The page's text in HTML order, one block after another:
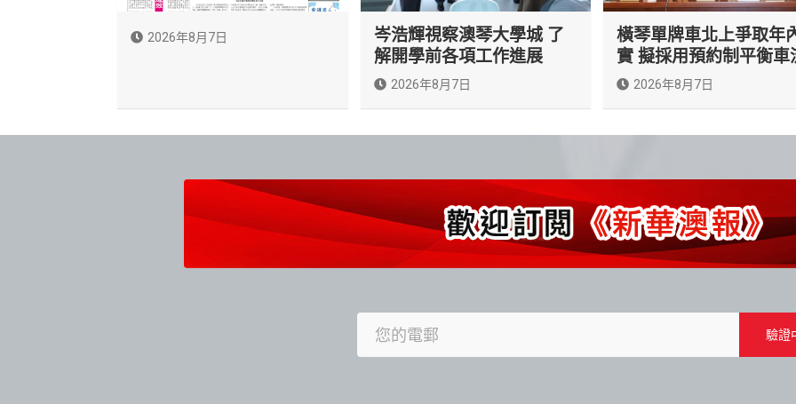
2026年8月7日
岑浩輝視察澳琴大學城 了
解開學前各項工作進展
2026年8月7日
橫琴單牌車北上爭取年
實 擬採用預約制平衡車
2026年8月7日